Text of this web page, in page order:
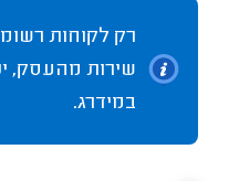
רק לקוחות
שירות מהעסק,
במידרג.